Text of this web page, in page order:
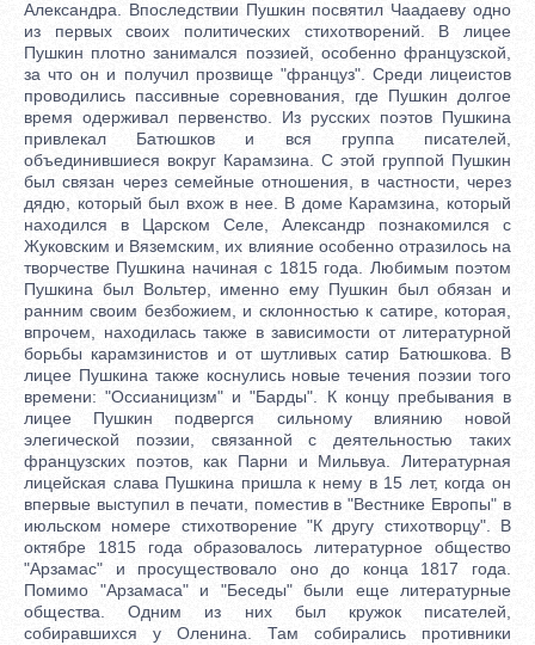
Александра. Впоследствии Пушкин посвятил Чаадаеву одно
из первых своих политических стихотворений. В лицее
Пушкин плотно занимался поэзией, особенно французской,
за что он и получил прозвище "француз". Среди лицеистов
проводились пассивные соревнования, где Пушкин долгое
время одерживал первенство. Из русских поэтов Пушкина
привлекал Батюшков и вся группа писателей,
объединившиеся вокруг Карамзина. С этой группой Пушкин
был связан через семейные отношения, в частности, через
дядю, который был вхож в нее. В доме Карамзина, который
находился в Царском Селе, Александр познакомился с
Жуковским и Вяземским, их влияние особенно отразилось на
творчестве Пушкина начиная с 1815 года. Любимым поэтом
Пушкина был Вольтер, именно ему Пушкин был обязан и
ранним своим безбожием, и склонностью к сатире, которая,
впрочем, находилась также в зависимости от литературной
борьбы карамзинистов и от шутливых сатир Батюшкова. В
лицее Пушкина также коснулись новые течения поэзии того
времени: "Оссианицизм" и "Барды". К концу пребывания в
лицее Пушкин подвергся сильному влиянию новой
элегической поэзии, связанной с деятельностью таких
французских поэтов, как Парни и Мильвуа. Литературная
лицейская слава Пушкина пришла к нему в 15 лет, когда он
впервые выступил в печати, поместив в "Вестнике Европы" в
июльском номере стихотворение "К другу стихотворцу". В
октябре 1815 года образовалось литературное общество
"Арзамас" и просуществовало оно до конца 1817 года.
Помимо "Арзамаса" и "Беседы" были еще литературные
общества. Одним из них был кружок писателей,
собиравшихся у Оленина. Там собирались противники